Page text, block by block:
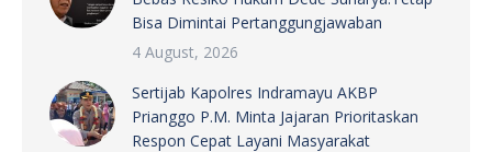
Bisa Dimintai Pertanggungjawaban
4 August, 2026
Sertijab Kapolres Indramayu AKBP
Prianggo P.M. Minta Jajaran Prioritaskan
Respon Cepat Layani Masyarakat